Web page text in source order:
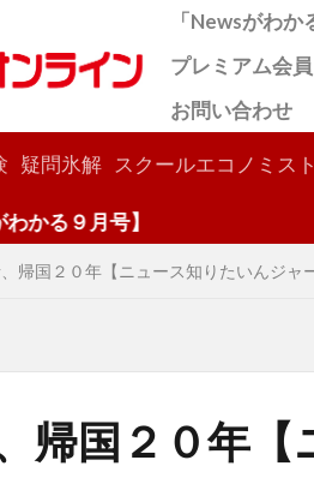
「Newsがわか
プレミアム会員
お問い合わせ
疑問氷解 スクールエコノミス
】
帰国２０年【ニュース知りたいんジャー
帰国２０年【